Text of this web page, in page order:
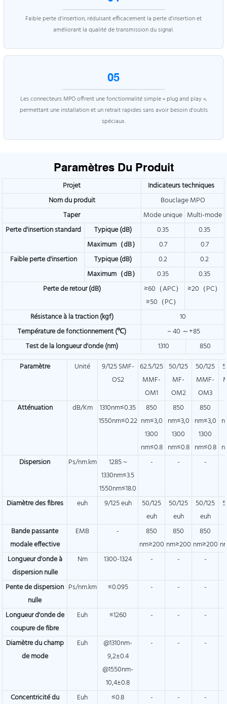
Faible perte d'insertion, réduisant efficacement la perte d'insertion et
améliorant la qualité de transmission du signal.
05
Les connecteurs MPO offrent une fonctionnalité simple « plug and play »,
permettant une installation et un retrait rapides sans avoir besoin d'outils
spéciaux.
Paramètres Du Produit
Projet
Indicateurs techniques
Nom du produit
Bouclage MPO
Taper
Mode unique Multi-mode
Perte d'insertion standard
Typique (dB) 0.35
0.35
Maximum（dB）
0.7
0.7
Faible perte d'insertion
Typique (dB) 0.2
0.2
Maximum（dB）
0.35
0.35
Perte de retour (dB)
≥60（APC）
≥50（PC）
≥20（PC）
Résistance à la traction (kgf)
10
Température de fonctionnement (℃)
－40 ～+85
Test de la longueur d'onde (nm)
1310
850
Paramètre
Unité
9/125 SMF-
OS2
62.5/125
MMF-
OM1
50/125
MF-
OM2
50/125
MMF-
OM3
Atténuation
dB/Km
1310nm≤0.35
1550nm≤0.22
850
nm≤3,0
1300
nm≤0.8
850
nm≤3,0
1300
nm≤0.8
850
nm≤3,0
1300
nm≤0.8
Dispersion
Ps/nm.km
1285 ~
1330nm≤3.5
1550nm≤18.0
- - -
Diamètre des fibres euh 9/125 euh
50/125
euh
50/125
euh
50/125
euh
Bande passante
modale effective
EMB -
850
nm≥200
850
nm≥200
850
nm≥200
Longueur d'onde à
dispersion nulle
Nm 1300-1324 - - -
Pente de dispersion
nulle
Ps/nm.km ≤0.095 - - -
Longueur d'onde de
coupure de fibre
Euh ≤1260 - - -
Diamètre du champ
de mode
Euh
@1310nm-
9,2±0.4
@1550nm-
10,4±0.8
- - -
Concentricité du
Euh ≤0.8 - - -